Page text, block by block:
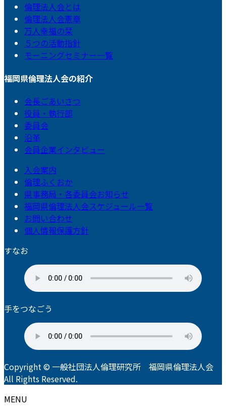
倫理法人会とは
倫理法人会憲章
万人幸福の栞
５つの活動指針
モーニングセミナー一覧
福岡県倫理法人会の紹介
会長ごあいさつ
役員・執行部
委員会
沿革
会員企業インタビュー
入会案内
倫理ふくおか
県事務局・各委員会お知らせ
福岡県倫理法人会スケジュール一覧
お問い合わせ
個人情報保護方針
すなお
手をつなごう
Copyright © 一般社団法人倫理研究所 福岡県倫理法人会
All Rights Reserved.
MENU